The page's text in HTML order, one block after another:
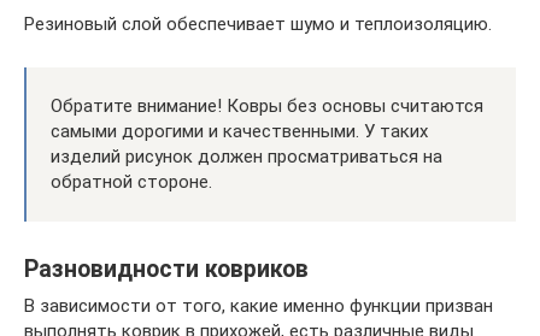
Резиновый слой обеспечивает шумо и теплоизоляцию.
Обратите внимание! Ковры без основы считаются
самыми дорогими и качественными. У таких
изделий рисунок должен просматриваться на
обратной стороне.
Разновидности ковриков
В зависимости от того, какие именно функции призван
выполнять коврик в прихожей, есть различные виды